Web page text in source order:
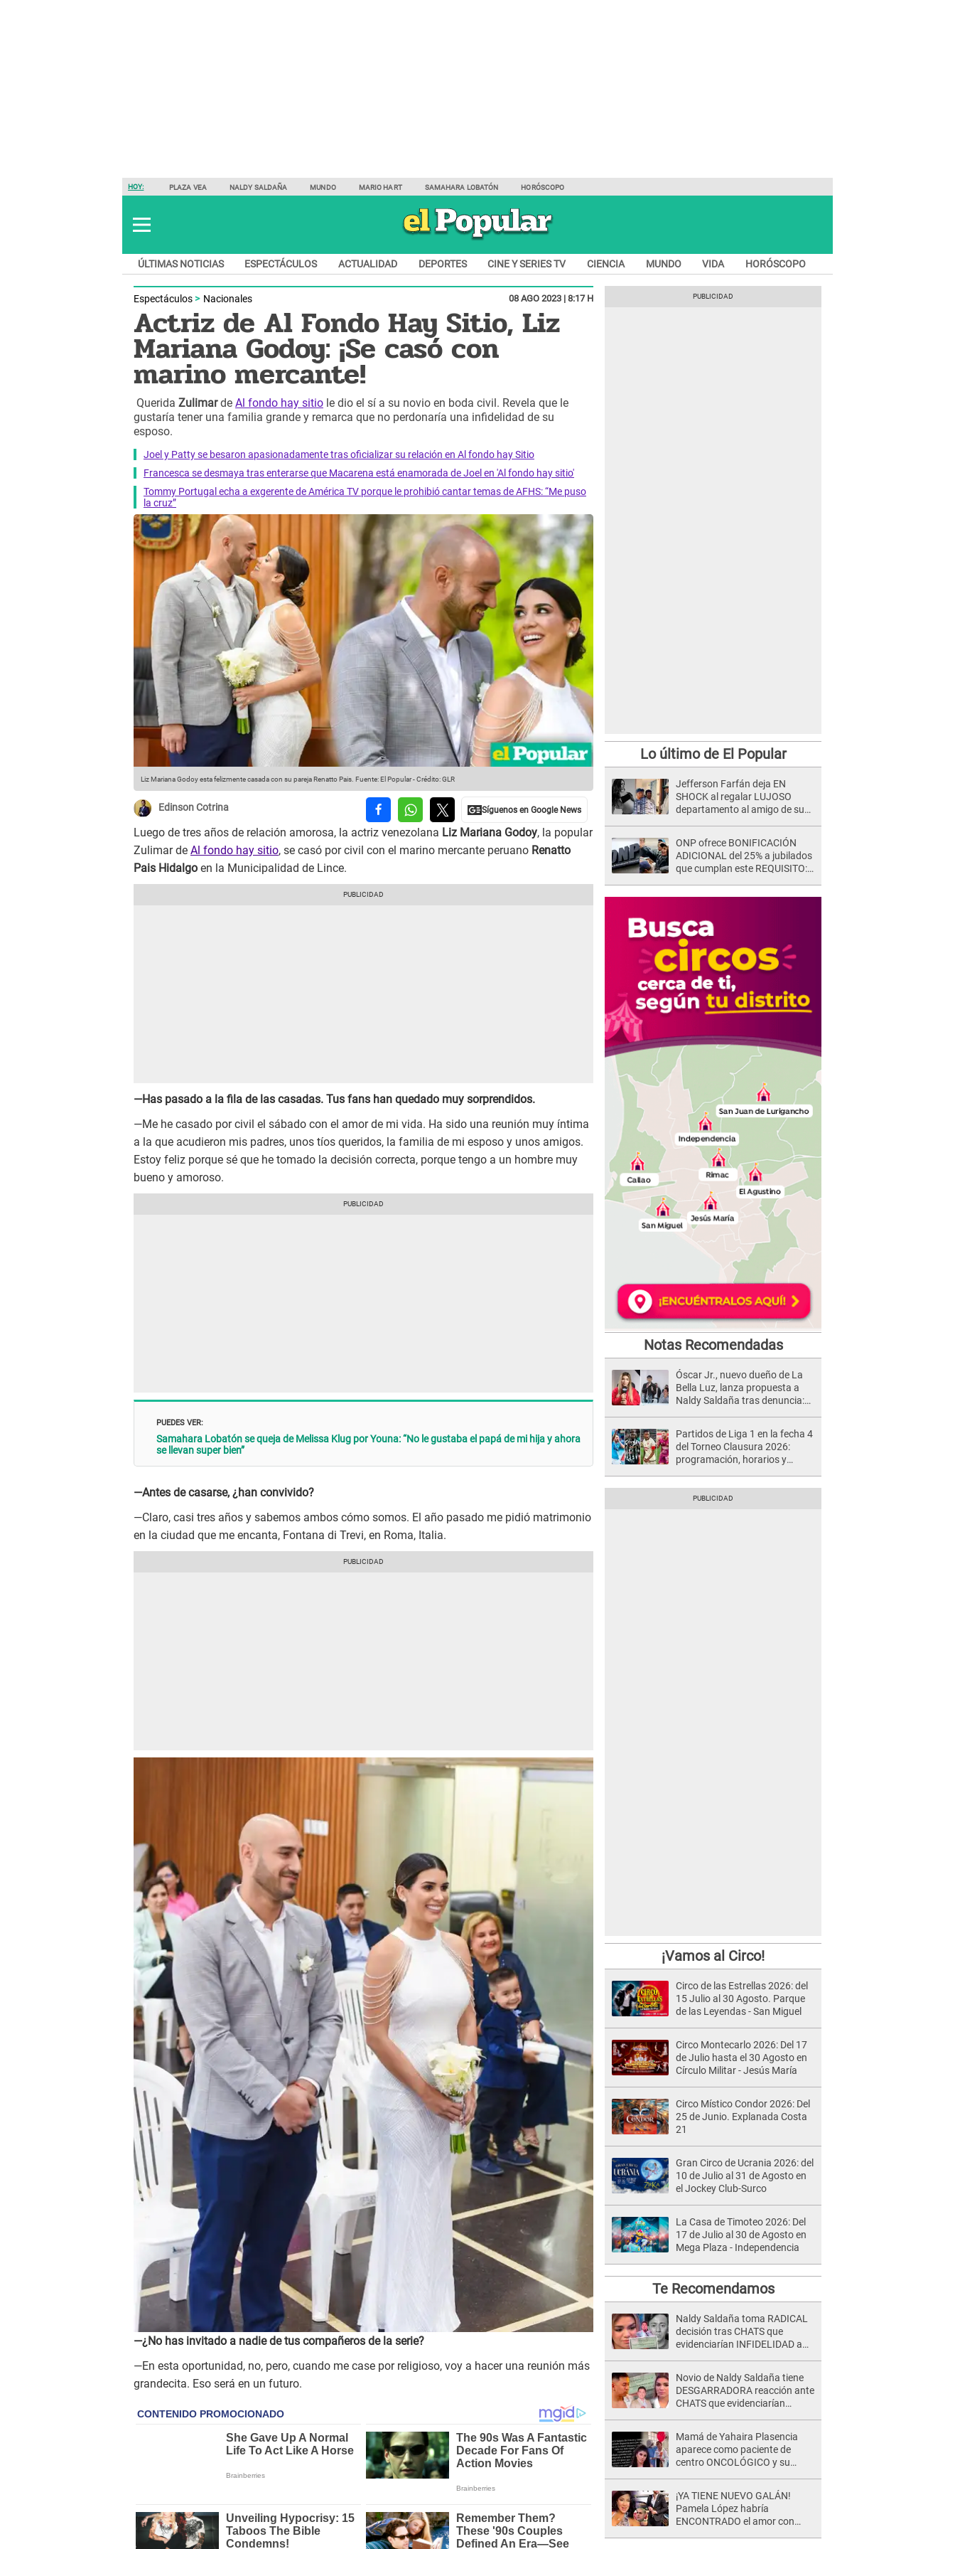
HOY: PLAZA VEA NALDY SALDAÑA MUNDO MARIO HART SAMAHARA LOBATÓN HORÓSCOPO
ÚLTIMAS NOTICIAS ESPECTÁCULOS ACTUALIDAD DEPORTES CINE Y SERIES TV CIENCIA MUNDO VIDA HORÓSCOPO
Espectáculos Nacionales 08 AGO 2023 | 8:17 H
Actriz de Al Fondo Hay Sitio, Liz
Mariana Godoy: ¡Se casó con
marino mercante!
Querida Zulimarde Al fondo hay sitio le dio el sí a su novio en boda civil. Revela que le
gustaría tener una familia grande y remarca que no perdonaría una infidelidad de su
esposo.
Joel y Patty se besaron apasionadamente tras oficializar su relación en Al fondo hay Sitio
Francesca se desmaya tras enterarse que Macarena está enamorada de Joel en 'Al fondo hay sitio'
Tommy Portugal echa a exgerente de América TV porque le prohibió cantar temas de AFHS: “Me puso
la cruz”
Liz Mariana Godoy esta felizmente casada con su pareja Renatto Pais. Fuente: El Popular-Crédito: GLR
Edinson Cotrina
Luego de tres años de relación amorosa, la actriz venezolana Liz Mariana Godoy, la popular
Zulimar de Al fondo hay sitio, se casó por civil con el marino mercante peruano Renatto
Pais Hidalgo en la Municipalidad de Lince.
—Has pasado a la fila de las casadas. Tus fans han quedado muy sorprendidos.
—Me he casado por civil el sábado con el amor de mi vida. Ha sido una reunión muy íntima
a la que acudieron mis padres, unos tíos queridos, la familia de mi esposo y unos amigos.
Estoy feliz porque sé que he tomado la decisión correcta, porque tengo a un hombre muy
bueno y amoroso.
PUEDES VER:
Samahara Lobatón se queja de Melissa Klug por Youna: “No le gustaba el papá de mi hija y ahora
se llevan super bien”
—Antes de casarse, ¿han convivido?
—Claro, casi tres años y sabemos ambos cómo somos. El año pasado me pidió matrimonio
en la ciudad que me encanta, Fontana di Trevi, en Roma, Italia.
—¿No has invitado a nadie de tus compañeros de la serie?
—En esta oportunidad, no, pero, cuando me case por religioso, voy a hacer una reunión más
grandecita. Eso será en un futuro.
Lo último de El Popular
Jefferson Farfán deja EN
SHOCK al regalar LUJOSO
departamento al amigo de su
ONP ofrece BONIFICACIÓN
ADICIONAL del 25% a jubilados
que cumplan este REQUISITO:
Notas Recomendadas
Óscar Jr., nuevo dueño de La
Bella Luz, lanza propuesta a
Naldy Saldaña tras denuncia:
Partidos de Liga 1 en la fecha 4
del Torneo Clausura 2026:
programación, horarios y
¡Vamos al Circo!
Circo de las Estrellas 2026: del
15 Julio al 30 Agosto. Parque
de las Leyendas - San Miguel
Circo Montecarlo 2026: Del 17
de Julio hasta el 30 Agosto en
Círculo Militar - Jesús María
Circo Místico Condor 2026: Del
25 de Junio. Explanada Costa
21
Gran Circo de Ucrania 2026: del
10 de Julio al 31 de Agosto en
el Jockey Club-Surco
La Casa de Timoteo 2026: Del
17 de Julio al 30 de Agosto en
Mega Plaza - Independencia
Te Recomendamos
Naldy Saldaña toma RADICAL
decisión tras CHATS que
evidenciarían INFIDELIDAD a
Novio de Naldy Saldaña tiene
DESGARRADORA reacción ante
CHATS que evidenciarían
Mamá de Yahaira Plasencia
aparece como paciente de
centro ONCOLÓGICO y su
mensaje: "Hoy fue la última..."
¡YA TIENE NUEVO GALÁN!
Pamela López habría
ENCONTRADO el amor con